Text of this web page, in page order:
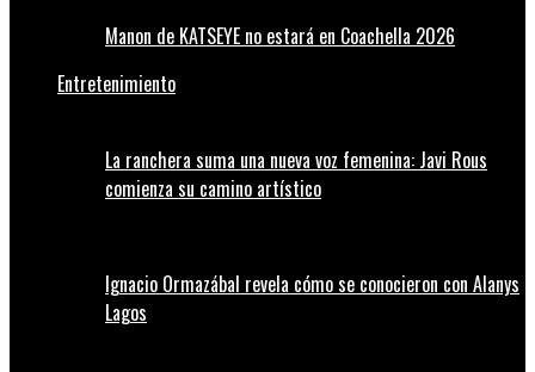
Manon de KATSEYE no estará en Coachella 2026
Entretenimiento
La ranchera suma una nueva voz femenina: Javi Rous
comienza su camino artístico
Ignacio Ormazábal revela cómo se conocieron con Alanys
Lagos